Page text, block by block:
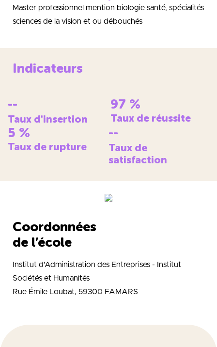
Master professionnel mention biologie santé, spécialités
sciences de la vision et ou débouchés
Indicateurs
--
Taux d'insertion
97 %
Taux de réussite
5 %
Taux de rupture
--
Taux de
satisfaction
Coordonnées
de l’école
Institut d'Administration des Entreprises - Institut
Sociétés et Humanités
Rue Émile Loubat, 59300 FAMARS